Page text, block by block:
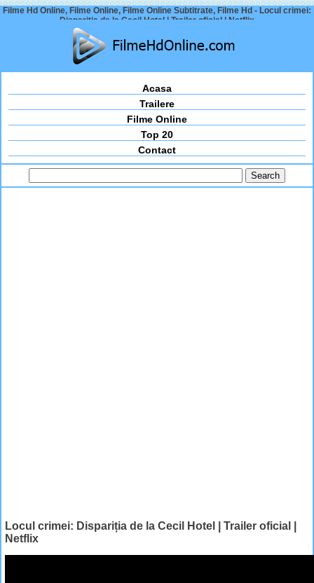
Filme Hd Online, Filme Online, Filme Online Subtitrate, Filme Hd - Locul crimei:
Dispariția de la Cecil Hotel | Trailer oficial | Netflix
Acasa
Trailere
Filme Online
Top 20
Contact
Locul crimei: Dispariția de la Cecil Hotel | Trailer oficial |
Netflix